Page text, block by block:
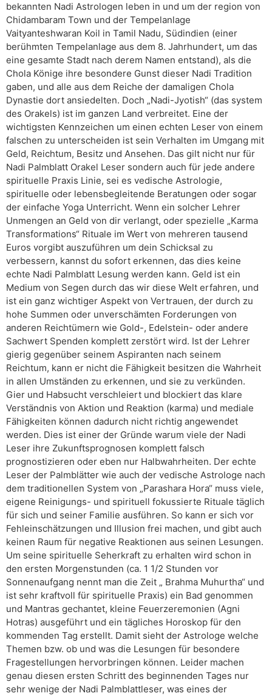
bekannten Nadi Astrologen leben in und um der region von
Chidambaram Town und der Tempelanlage
Vaityanteshwaran Koil in Tamil Nadu, Südindien (einer
berühmten Tempelanlage aus dem 8. Jahrhundert, um das
eine gesamte Stadt nach derem Namen entstand), als die
Chola Könige ihre besondere Gunst dieser Nadi Tradition
gaben, und alle aus dem Reiche der damaligen Chola
Dynastie dort ansiedelten. Doch „Nadi-Jyotish“ (das system
des Orakels) ist im ganzen Land verbreitet. Eine der
wichtigsten Kennzeichen um einen echten Leser von einem
falschen zu unterscheiden ist sein Verhalten im Umgang mit
Geld, Reichtum, Besitz und Ansehen. Das gilt nicht nur für
Nadi Palmblatt Orakel Leser sondern auch für jede andere
spirituelle Praxis Linie, sei es vedische Astrologie,
spirituelle oder lebensbegleitende Beratungen oder sogar
der einfache Yoga Unterricht. Wenn ein solcher Lehrer
Unmengen an Geld von dir verlangt, oder spezielle „Karma
Transformations“ Rituale im Wert von mehreren tausend
Euros vorgibt auszuführen um dein Schicksal zu
verbessern, kannst du sofort erkennen, das dies keine
echte Nadi Palmblatt Lesung werden kann. Geld ist ein
Medium von Segen durch das wir diese Welt erfahren, und
ist ein ganz wichtiger Aspekt von Vertrauen, der durch zu
hohe Summen oder unverschämten Forderungen von
anderen Reichtümern wie Gold-, Edelstein- oder andere
Sachwert Spenden komplett zerstört wird. Ist der Lehrer
gierig gegenüber seinem Aspiranten nach seinem
Reichtum, kann er nicht die Fähigkeit besitzen die Wahrheit
in allen Umständen zu erkennen, und sie zu verkünden.
Gier und Habsucht verschleiert und blockiert das klare
Verständnis von Aktion und Reaktion (karma) und mediale
Fähigkeiten können dadurch nicht richtig angewendet
werden. Dies ist einer der Gründe warum viele der Nadi
Leser ihre Zukunftsprognosen komplett falsch
prognostizieren oder eben nur Halbwahrheiten. Der echte
Leser der Palmblätter wie auch der vedische Astrologe nach
dem traditionellen System von „Parashara Hora“ muss viele,
eigene Reinigungs- und spirituell fokussierte Rituale täglich
für sich und seiner Familie ausführen. So kann er sich vor
Fehleinschätzungen und Illusion frei machen, und gibt auch
keinen Raum für negative Reaktionen aus seinen Lesungen.
Um seine spirituelle Seherkraft zu erhalten wird schon in
den ersten Morgenstunden (ca. 1 1/2 Stunden vor
Sonnenaufgang nennt man die Zeit „ Brahma Muhurtha“ und
ist sehr kraftvoll für spirituelle Praxis) ein Bad genommen
und Mantras gechantet, kleine Feuerzeremonien (Agni
Hotras) ausgeführt und ein tägliches Horoskop für den
kommenden Tag erstellt. Damit sieht der Astrologe welche
Themen bzw. ob und was die Lesungen für besondere
Fragestellungen hervorbringen können. Leider machen
genau diesen ersten Schritt des beginnenden Tages nur
sehr wenige der Nadi Palmblattleser, was eines der